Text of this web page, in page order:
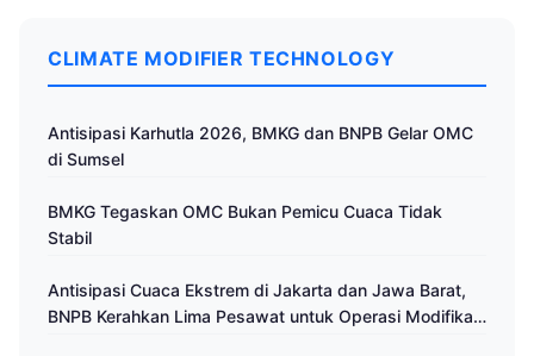
CLIMATE MODIFIER TECHNOLOGY
Antisipasi Karhutla 2026, BMKG dan BNPB Gelar OMC
di Sumsel
BMKG Tegaskan OMC Bukan Pemicu Cuaca Tidak
Stabil
Antisipasi Cuaca Ekstrem di Jakarta dan Jawa Barat,
BNPB Kerahkan Lima Pesawat untuk Operasi Modifikasi